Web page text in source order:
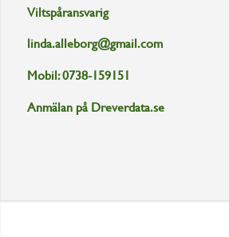
Viltspåransvarig
linda.alleborg@gmail.com
Mobil: 0738-159151
Anmälan på Dreverdata.se